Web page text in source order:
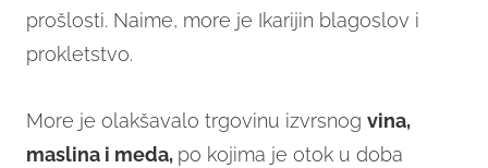
prošlosti. Naime, more je Ikarijin blagoslov i
prokletstvo.
More je olakšavalo trgovinu izvrsnog vina,
maslina i meda, po kojima je otok u doba